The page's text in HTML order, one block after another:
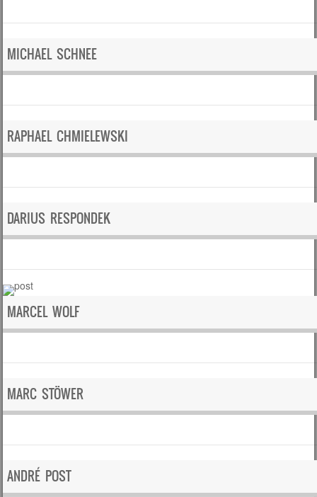
MICHAEL SCHNEE
RAPHAEL CHMIELEWSKI
DARIUS RESPONDEK
MARCEL WOLF
MARC STÖWER
ANDRÉ POST